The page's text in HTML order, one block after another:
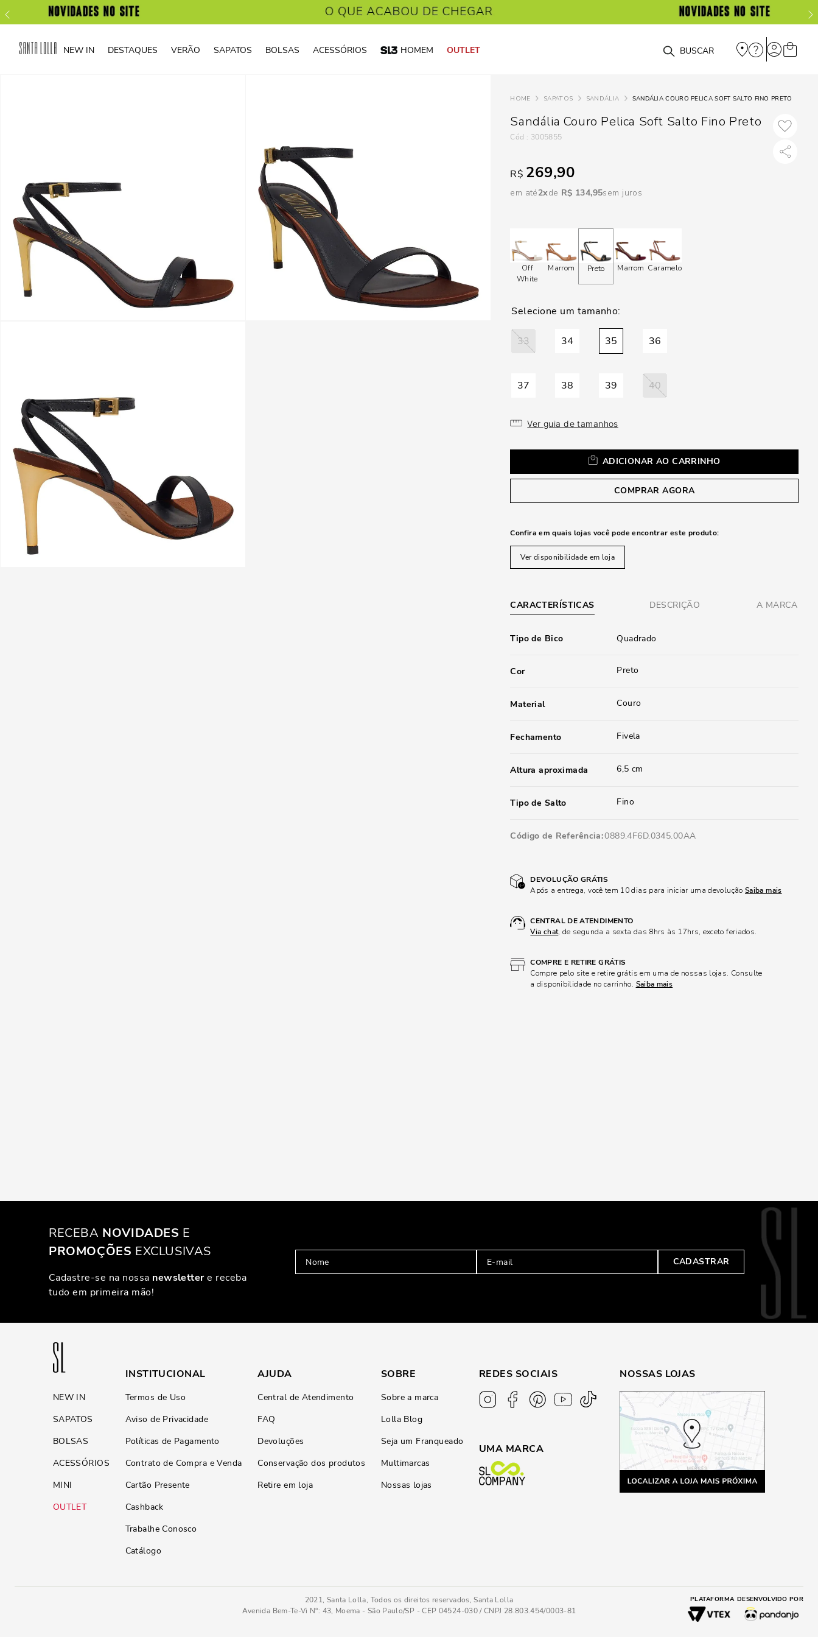
NEW IN DESTAQUES VERÃO SAPATOS BOLSAS ACESSÓRIOS HOMEM OUTLET O que você está procurando?
SAPATOS SANDÁLIA SANDÁLIA COURO PELICA SOFT SALTO FINO PRETO
Sandália Couro Pelica Soft Salto Fino Preto
: 3005855
R$ 269,90
em até2 R$ 134,95sem juros
Off
White
Marrom Preto Marrom Caramelo
33 34 35 36
37 38 39 40
Ver guia de tamanhos
ADICIONAR AO CARRINHO
COMPRAR AGORA
Confira em quais lojas você pode encontrar este produto:
Ver disponibilidade em loja
CARACTERÍSTICAS DESCRIÇÃO A MARCA
Tipo de Bico Quadrado
Cor Preto
Material Couro
Fechamento Fivela
Altura aproximada 6,5 cm
Tipo de Salto Fino
Código de Referência 0889.4F6D.0345.00AA
DEVOLUÇÃO GRÁTIS
Após a entrega, você tem 10 dias para iniciar uma devolução Saiba mais
CENTRAL DE ATENDIMENTO
Via chat, de segunda a sexta das 8hrs às 17hrs, exceto feriados.
COMPRE E RETIRE GRÁTIS
Compre pelo site e retire grátis em uma de nossas lojas. Consulte
a disponibilidade no carrinho. Saiba mais
RECEBA NOVIDADES E
PROMOÇÕES EXCLUSIVAS
Cadastre-se na nossa newslettere receba
tudo em primeira mão!
CADASTRAR
NEW IN
SAPATOS
BOLSAS
ACESSÓRIOS
MINI
OUTLET
INSTITUCIONAL
Termos de Uso
Aviso de Privacidade
Políticas de Pagamento
Contrato de Compra e Venda
Cartão Presente
Cashback
Trabalhe Conosco
Catálogo
AJUDA
Central de Atendimento
FAQ
Devoluções
Conservação dos produtos
Retire em loja
SOBRE
Sobre a marca
Lolla Blog
Seja um Franqueado
Multimarcas
Nossas lojas
REDES SOCIAIS
UMA MARCA
NOSSAS LOJAS
2021, Santa Lolla, Todos os direitos reservados, Santa Lolla
Avenida Bem-Te-Vi N°: 43, Moema - São Paulo/SP - CEP 04524-030 / CNPJ 28.803.454/0003-81
PLATAFORMA DESENVOLVIDO POR